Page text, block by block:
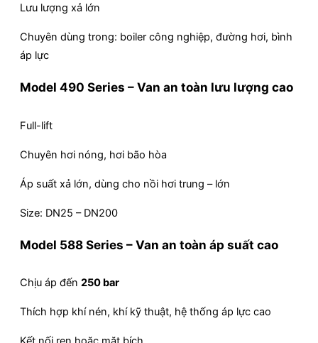
Lưu lượng xả lớn
Chuyên dùng trong: boiler công nghiệp, đường hơi, bình
áp lực
Model 490 Series – Van an toàn lưu lượng cao
Full-lift
Chuyên hơi nóng, hơi bão hòa
Áp suất xả lớn, dùng cho nồi hơi trung – lớn
Size: DN25 – DN200
Model 588 Series – Van an toàn áp suất cao
Chịu áp đến 250 bar
Thích hợp khí nén, khí kỹ thuật, hệ thống áp lực cao